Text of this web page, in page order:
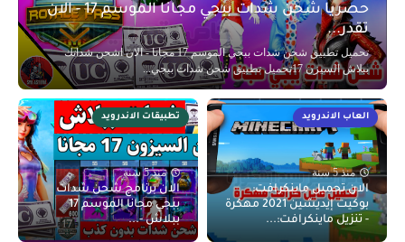
حصريا شحن شدات ببجي مجانا الموسم 17 - الان
تقدر...
تحميل تطبيق شحن شدات ببجي الموسم 17 مجانا - الان اشحن شداتك
ببلاش السيزن 17تحميل تطبيق شحن شدات ببجي...
العاب الاندرويد
منذ 5 سنة
الان تحميل ماينكرافت:
بوكيت إيديشين 2021 مهكرة
- تنزيل ماينكرافت:...
تطبيقات الاندرويد
منذ 5 سنة
الان برنامج شحن شدات
ببجي مجانا الموسم 17
ببلاش -...